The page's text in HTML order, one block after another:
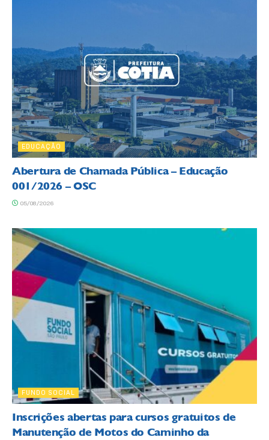
EDUCAÇÃO
Abertura de Chamada Pública – Educação
001/2026 – OSC
05/08/2026
FUNDO SOCIAL
Inscrições abertas para cursos gratuitos de
Manutenção de Motos do Caminho da